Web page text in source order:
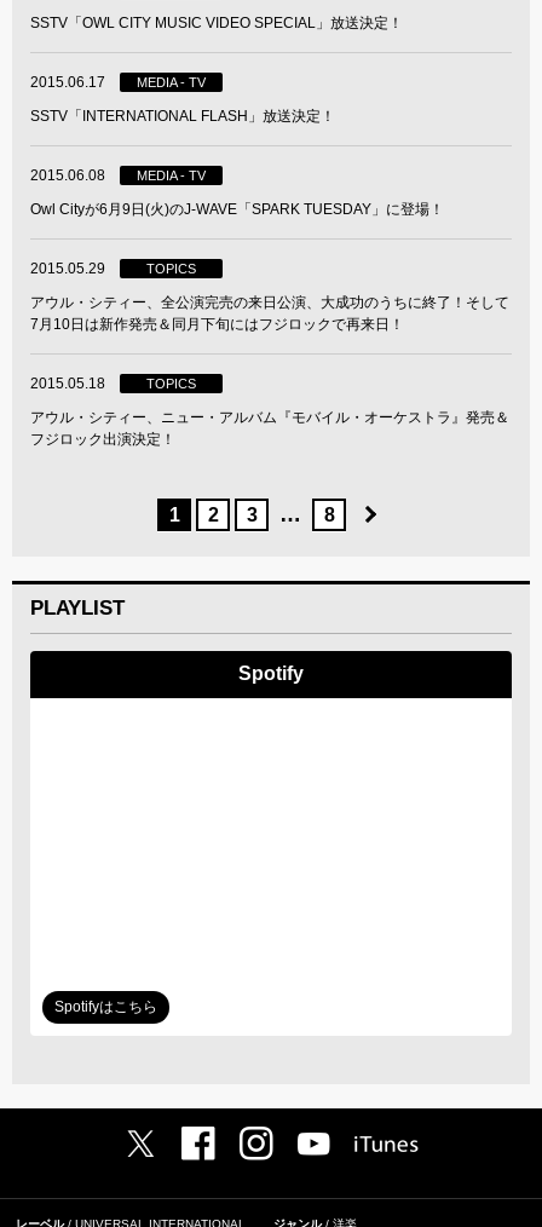
SSTV「OWL CITY MUSIC VIDEO SPECIAL」放送決定！
2015.06.17 MEDIA - TV
SSTV「INTERNATIONAL FLASH」放送決定！
2015.06.08 MEDIA - TV
Owl Cityが6月9日(火)のJ-WAVE「SPARK TUESDAY」に登場！
2015.05.29 TOPICS
アウル・シティー、全公演完売の来日公演、大成功のうちに終了！そして
7月10日は新作発売＆同月下旬にはフジロックで再来日！
2015.05.18 TOPICS
アウル・シティー、ニュー・アルバム『モバイル・オーケストラ』発売＆
フジロック出演決定！
1 2 3 … 8
PLAYLIST
Spotify
Spotifyはこちら
レーベル UNIVERSAL INTERNATIONAL ジャンル 洋楽